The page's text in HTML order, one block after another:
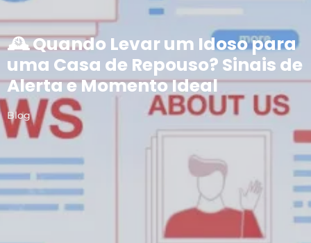
🕰️ Quando Levar um Idoso para
uma Casa de Repouso? Sinais de
Alerta e Momento Ideal
Blog